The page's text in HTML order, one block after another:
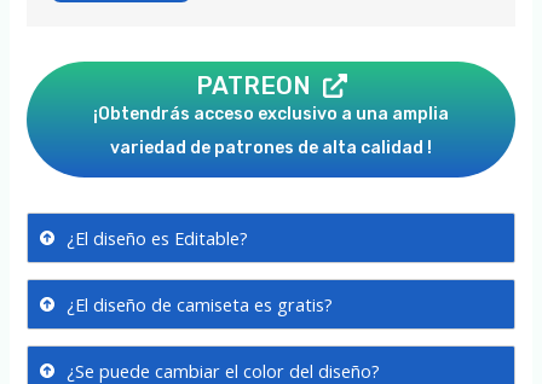
PATREON
¡Obtendrás acceso exclusivo a una amplia
variedad de patrones de alta calidad !
¿El diseño es Editable?
¿El diseño de camiseta es gratis?
¿Se puede cambiar el color del diseño?